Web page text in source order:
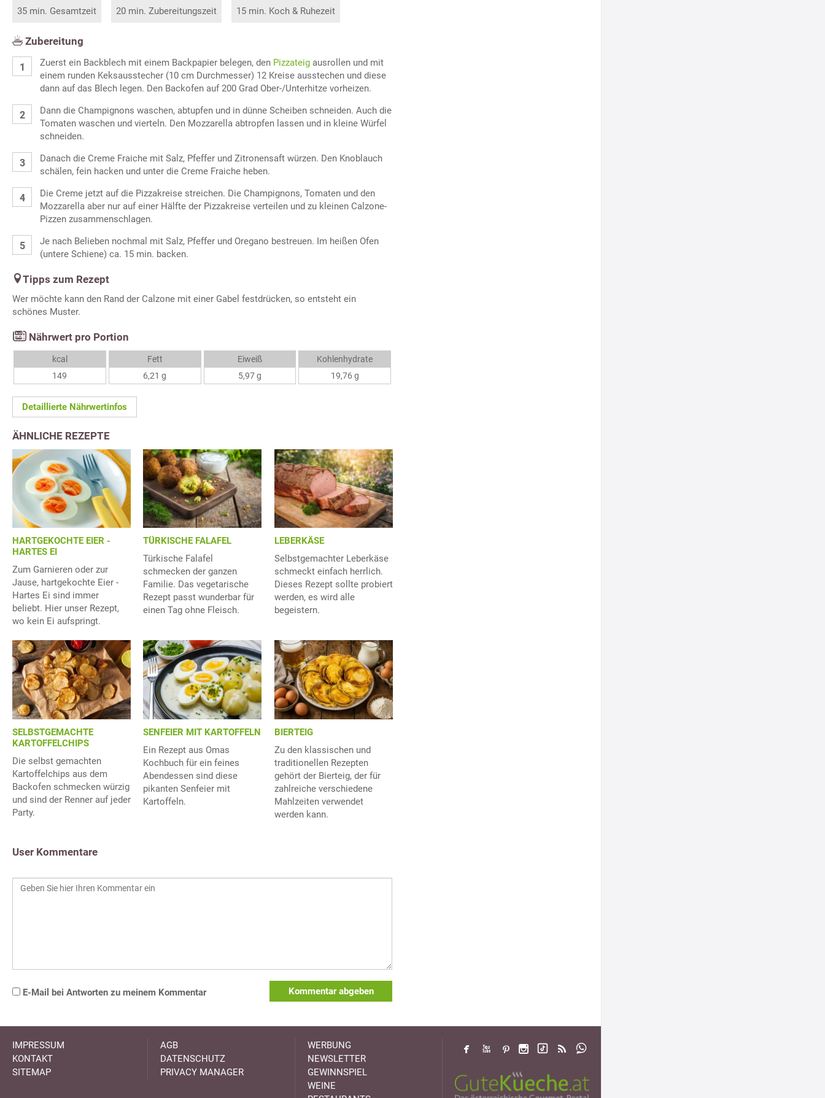
35 min. Gesamtzeit 20 min. Zubereitungszeit 15 min. Koch & Ruhezeit
Zubereitung
Zuerst ein Backblech mit einem Backpapier belegen, den Pizzateig ausrollen und mit
einem runden Keksausstecher (10 cm Durchmesser) 12 Kreise ausstechen und diese
dann auf das Blech legen. Den Backofen auf 200 Grad Ober-/Unterhitze vorheizen.
Dann die Champignons waschen, abtupfen und in dünne Scheiben schneiden. Auch die
Tomaten waschen und vierteln. Den Mozzarella abtropfen lassen und in kleine Würfel
schneiden.
Danach die Creme Fraiche mit Salz, Pfeffer und Zitronensaft würzen. Den Knoblauch
schälen, fein hacken und unter die Creme Fraiche heben.
Die Creme jetzt auf die Pizzakreise streichen. Die Champignons, Tomaten und den
Mozzarella aber nur auf einer Hälfte der Pizzakreise verteilen und zu kleinen Calzone-
Pizzen zusammenschlagen.
Je nach Belieben nochmal mit Salz, Pfeffer und Oregano bestreuen. Im heißen Ofen
(untere Schiene) ca. 15 min. backen.
Tipps zum Rezept
Wer möchte kann den Rand der Calzone mit einer Gabel festdrücken, so entsteht ein
schönes Muster.
Nährwert pro Portion
kcal
149
Fett
6,21 g
Eiweiß
5,97 g
Kohlenhydrate
19,76 g
Detaillierte Nährwertinfos
ÄHNLICHE REZEPTE
HARTGEKOCHTE EIER -
HARTES EI
Zum Garnieren oder zur
Jause, hartgekochte Eier -
Hartes Ei sind immer
beliebt. Hier unser Rezept,
wo kein Ei aufspringt.
TÜRKISCHE FALAFEL
Türkische Falafel
schmecken der ganzen
Familie. Das vegetarische
Rezept passt wunderbar für
einen Tag ohne Fleisch.
LEBERKÄSE
Selbstgemachter Leberkäse
schmeckt einfach herrlich.
Dieses Rezept sollte probiert
werden, es wird alle
begeistern.
SELBSTGEMACHTE
KARTOFFELCHIPS
Die selbst gemachten
Kartoffelchips aus dem
Backofen schmecken würzig
und sind der Renner auf jeder
Party.
SENFEIER MIT KARTOFFELN
Ein Rezept aus Omas
Kochbuch für ein feines
Abendessen sind diese
pikanten Senfeier mit
Kartoffeln.
BIERTEIG
Zu den klassischen und
traditionellen Rezepten
gehört der Bierteig, der für
zahlreiche verschiedene
Mahlzeiten verwendet
werden kann.
User Kommentare
E-Mail bei Antworten zu meinem Kommentar Kommentar abgeben
IMPRESSUM
KONTAKT
SITEMAP
AGB
DATENSCHUTZ
PRIVACY MANAGER
WERBUNG
NEWSLETTER
GEWINNSPIEL
WEINE